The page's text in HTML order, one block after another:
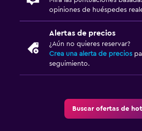
opiniones de huéspedes
Alertas de precios
¿Aún no quieres reservar?
Crea una alerta de precios
seguimiento.
Buscar ofertas de